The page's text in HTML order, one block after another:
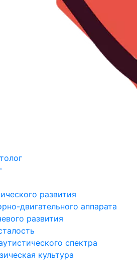
развития
двигательного аппарата
развития
спектра
культура